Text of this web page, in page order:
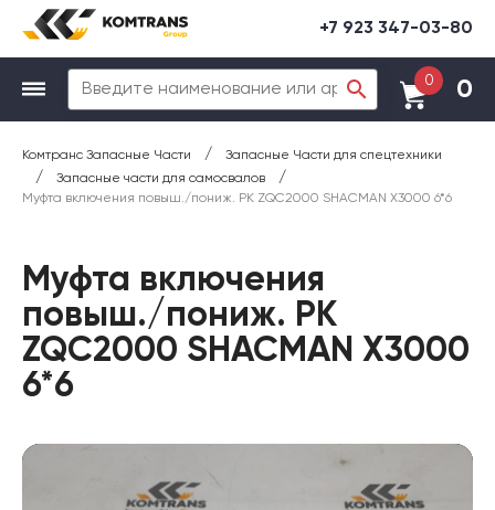
+7 923 347-03-80
0 0
Комтранс Запасные Части / Запасные Части для спецтехники
/ Запасные части для самосвалов /
Муфта включения повыш./пониж. РК ZQC2000 SHACMAN X3000 6*6
Муфта включения
повыш./пониж. РК
ZQC2000 SHACMAN X3000
6*6